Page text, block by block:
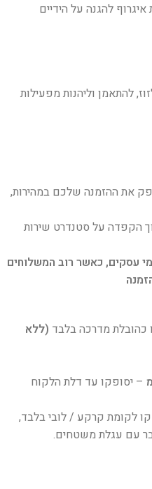
להגנה על הידיים
להתאמן וליהנות מפעילות
את ההזמנה שלכם במהירות,
הקפדה על סטנדרט שירות
האספקה הסטנדרטי הוא עד 7 ימי עסקים, כאשר רוב המשלוחים
כהובלת מדרכה בלבד (ללא
– יסופקו עד דלת הלקוח
לקומת קרקע / לובי בלבד,
עם עגלת משטחים.